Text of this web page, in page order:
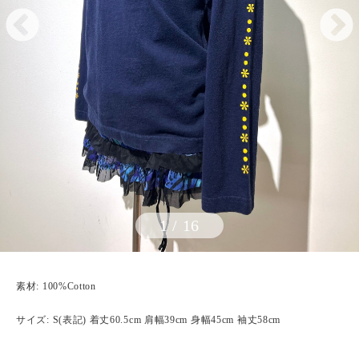
1/ 16
素材: 100%Cotton
サイズ: S(表記) 着丈60.5cm 肩幅39cm 身幅45cm 袖丈58cm